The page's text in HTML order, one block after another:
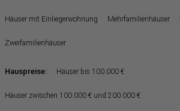
Häuser mit Einliegerwohnung Mehrfamilienhäuser
Zweifamilienhäuser
Hauspreise: Häuser bis 100.000 €
Häuser zwischen 100.000 € und 200.000 €